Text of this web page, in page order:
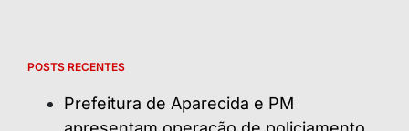
POSTS RECENTES
Prefeitura de Aparecida e PM